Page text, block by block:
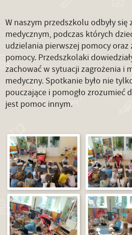
W naszym przedszkolu odbyły
medycznym, podczas których
udzielania pierwszej pomocy oraz
pomocy. Przedszkolaki
zachować w sytuacji zagrożenia i
medyczny. Spotkanie było nie
pouczające i pomogło zrozumieć
jest pomoc innym.